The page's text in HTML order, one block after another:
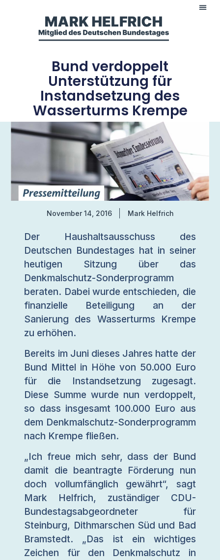
Bund verdoppelt
Unterstützung für
Instandsetzung des
Wasserturms Krempe
November 14, 2016 Mark Helfrich
Der Haushaltsausschuss des
Deutschen Bundestages hat in seiner
heutigen Sitzung über das
Denkmalschutz-Sonderprogramm
beraten. Dabei wurde entschieden, die
finanzielle Beteiligung an der
Sanierung des Wasserturms Krempe
zu erhöhen.
Bereits im Juni dieses Jahres hatte der
Bund Mittel in Höhe von 50.000 Euro
für die Instandsetzung zugesagt.
Diese Summe wurde nun verdoppelt,
so dass insgesamt 100.000 Euro aus
dem Denkmalschutz-Sonderprogramm
nach Krempe fließen.
„Ich freue mich sehr, dass der Bund
damit die beantragte Förderung nun
doch vollumfänglich gewährt“, sagt
Mark Helfrich, zuständiger CDU-
Bundestagsabgeordneter für
Steinburg, Dithmarschen Süd und Bad
Bramstedt. „Das ist ein wichtiges
Zeichen für den Denkmalschutz in